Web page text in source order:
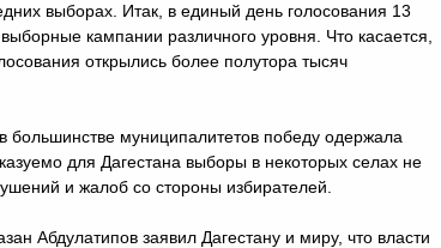
выборах. Итак, в единый день голосования 13
кампании различного уровня. Что касается,
открылись более полутора тысяч
муниципалитетов победу одержала
для Дагестана выборы в некоторых селах не
и жалоб со стороны избирателей.
Абдулатипов заявил Дагестану и миру, что власти